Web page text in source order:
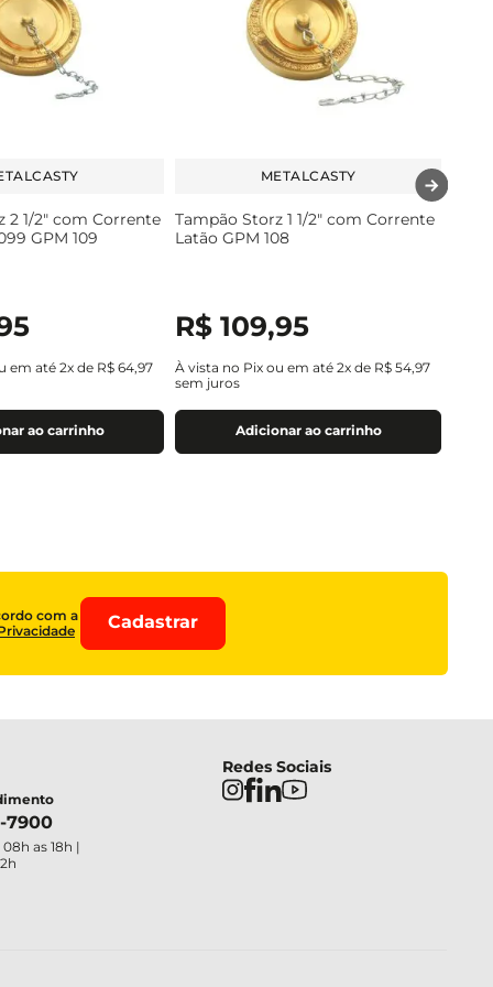
2 1/2" com Corrente
GPM 109
em até 2x de R$ 64,97
ao carrinho
METALCASTY
Tampão Storz 1 1/2" com Corrente
Latão GPM 108
R$ 109,95
À vista no Pix ou em até 2x de R$ 54,97
sem juros
Adicionar ao carrinho
com a
Cadastrar
7900
as 18h |
Redes Sociais